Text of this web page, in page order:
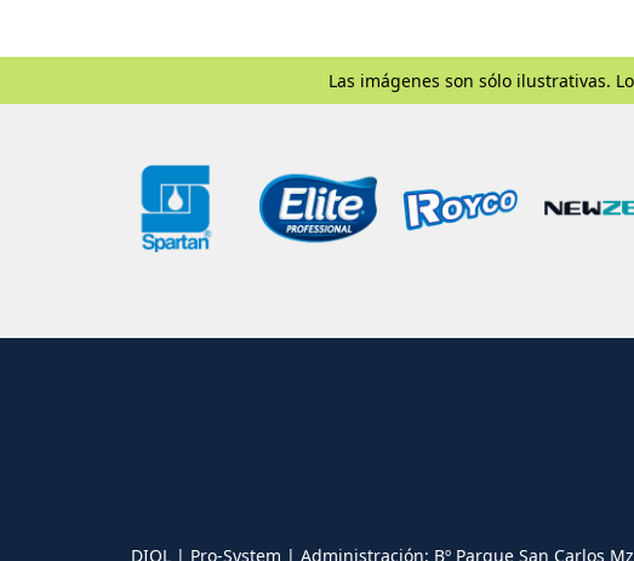
Las imágenes son sólo ilustrativas.
DIOL | Pro-System | Administración: Bº Parque San Carlos